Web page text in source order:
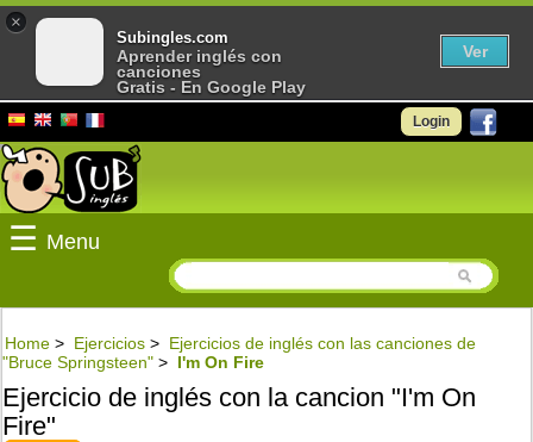
Login
☰ Menu
Home > Ejercicios > Ejercicios de inglés con las canciones de
"Bruce Springsteen" > I'm On Fire
Ejercicio de inglés con la cancion "I'm On
Fire"
×
Subingles.com
Aprender inglés con
canciones
Gratis - En Google Play
Ver